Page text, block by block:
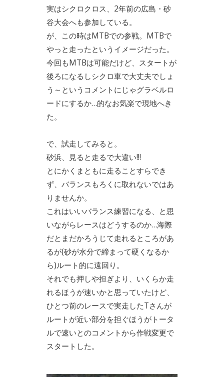
実はシクロクロス、2年前の広島・砂
谷大会へも参加している。
が、この時はMTBでの参戦。MTBで
やっと走ったというイメージだった。
今回もMTBは可能だけど、スタートが
後ろになるしシクロ車で大丈夫でしょ
う～というコメントにじゃグラベルロ
ードにするか…的なお気楽で現地へき
た。
で、試走してみると。
砂浜、見ると走るで大違い!!!
とにかくまともに走ることすらでき
ず、バランスもろくに取れないではあ
りませんか。
これはいいバランス練習になる、と思
いながらレースはどうするのか…海際
だとまだかろうじて走れるところがあ
るが(砂が水分で締まって硬くなるか
ら)ルート的に遠回り。
それでも押しや担ぎより、いくらか走
れるほうが速いかと思っていたけど、
ひとつ前のレースで実走したTさんが
ルートが近い部分を担ぐほうがトータ
ルで速いとのコメントから作戦変更で
スタートした。